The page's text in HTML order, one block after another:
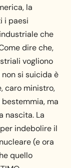
la
i paesi
che
dire che,
vogliono
si suicida è
caro ministro,
ma
nascita. La
indebolire il
(e ora
quello